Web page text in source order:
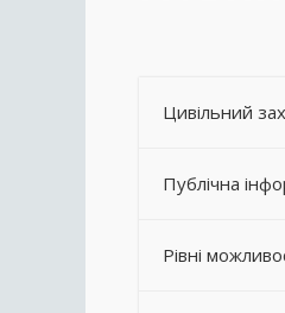
Цивільний
Публічна
Рівні